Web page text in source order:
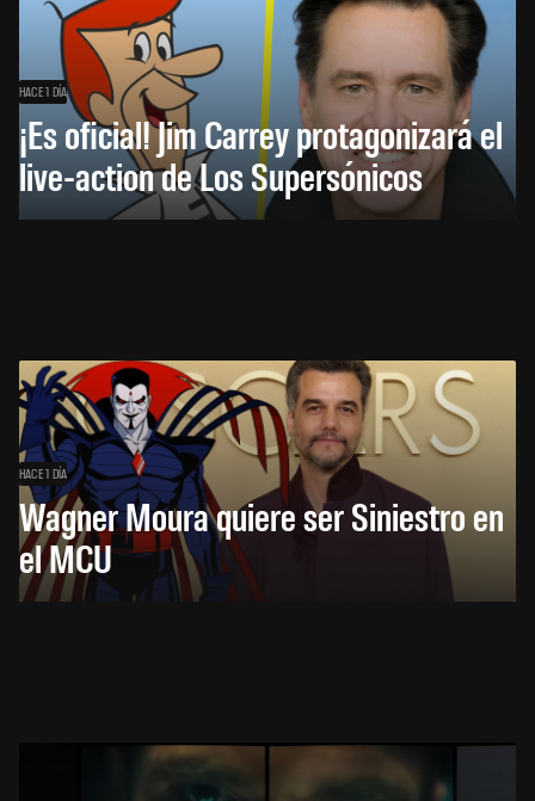
HACE 1 DÍA
¡Es oficial! Jim Carrey protagonizará el
live-action de Los Supersónicos
HACE 1 DÍA
Wagner Moura quiere ser Siniestro en
el MCU